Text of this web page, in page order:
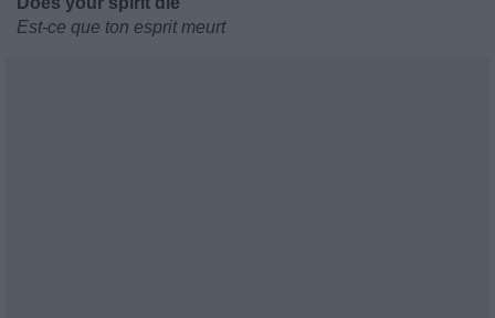
Est-ce que ton esprit meurt